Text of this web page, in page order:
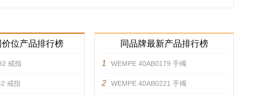
价位产品排行榜
戒指
戒指
同品牌最新产品排行榜
1 WEMPE 40AB0179 手镯
2 WEMPE 40AB0221 手镯